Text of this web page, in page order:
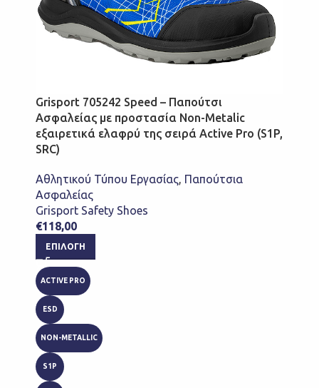
Grisport 705242 Speed – Παπούτσι
Ασφαλείας με προστασία Non-Metalic
εξαιρετικά ελαφρύ της σειρά Active Pro (S1P,
SRC)
Αθλητικού Τύπου Εργασίας, Παπούτσια
Ασφαλείας
Grisport Safety Shoes
€118,00
ΕΠΙΛΟΓΉ
ACTIVE PRO
ESD
NON-METALLIC
S1P